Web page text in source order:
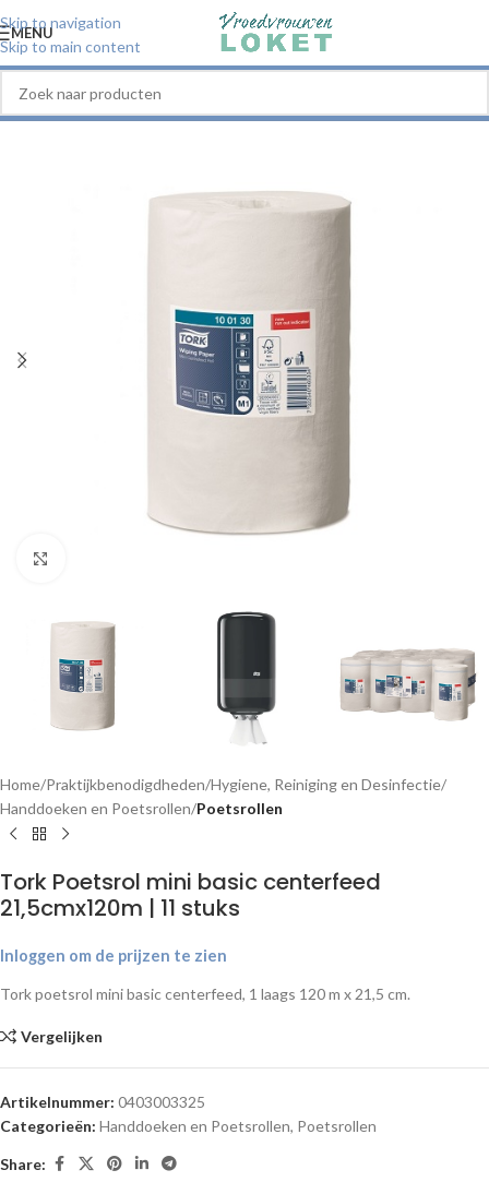
Skip to navigation
Skip to main content
MENU
Home Praktijkbenodigdheden Hygiene, Reiniging en Desinfectie
Handdoeken en Poetsrollen Poetsrollen
Tork Poetsrol mini basic centerfeed
21,5cmx120m | 11 stuks
Inloggen om de prijzen te zien
Tork poetsrol mini basic centerfeed, 1 laags 120 m x 21,5 cm.
Vergelijken
Artikelnummer: 0403003325
Categorieën: Handdoeken en Poetsrollen, Poetsrollen
Share: